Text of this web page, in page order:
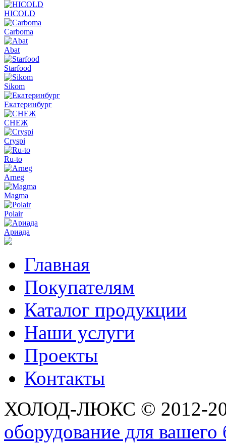
HICOLD
Carboma
Abat
Starfood
Sikom
Екатеринбург
СНЕЖ
Cryspi
Ru-to
Arneg
Magma
Polair
Ариада
Главная
Покупателям
Каталог продукции
Наши услуги
Проекты
Контакты
ХОЛОД-ЛЮКС © 2012-
оборудование для вашего